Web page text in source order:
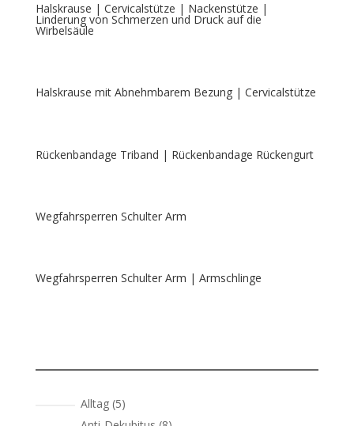
Halskrause | Cervicalstütze | Nackenstütze |
Linderung von Schmerzen und Druck auf die
Wirbelsäule
Halskrause mit Abnehmbarem Bezung | Cervicalstütze
Rückenbandage Triband | Rückenbandage Rückengurt
Wegfahrsperren Schulter Arm
Wegfahrsperren Schulter Arm | Armschlinge
Alltag 55
Produkte